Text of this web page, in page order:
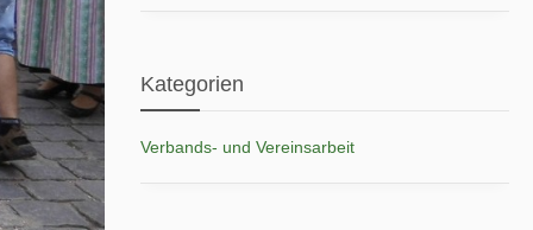
Kategorien
Verbands- und Vereinsarbeit